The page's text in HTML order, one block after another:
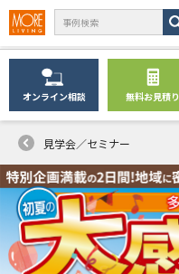
オンライン相談 無料お見積り
見学会／セミナー